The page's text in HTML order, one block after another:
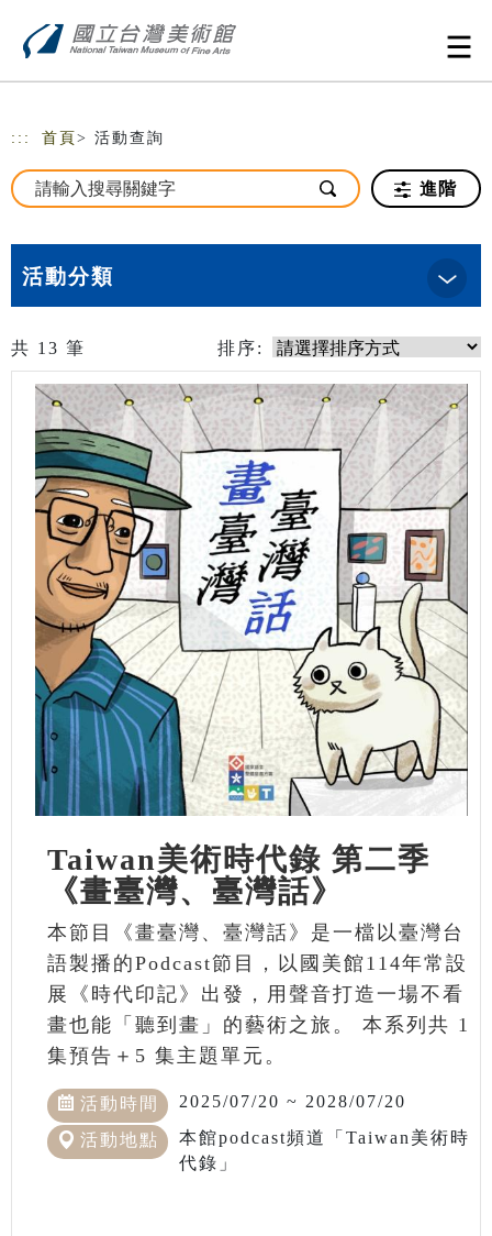
::: 首頁 > 活動查詢
進階
活動分類
共 13 筆 排序:
Taiwan美術時代錄 第二季
《畫臺灣、臺灣話》
本節目《畫臺灣、臺灣話》是一檔以臺灣台
語製播的Podcast節目，以國美館114年常設
展《時代印記》出發，用聲音打造一場不看
畫也能「聽到畫」的藝術之旅。 本系列共 1
集預告＋5 集主題單元。
活動時間 2025/07/20 ~ 2028/07/20
活動地點
本館podcast頻道「Taiwan美術時
代錄」